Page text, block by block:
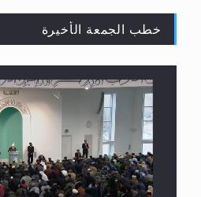
القرآن قاضٍ وحكمٌ على السنة
العكس
خطب الجمعة الأخيرة